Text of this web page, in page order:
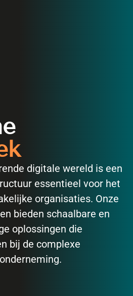
digitale wereld is een
essentieel voor het
organisaties. Onze
bieden schaalbare en
oplossingen die
bij de complexe